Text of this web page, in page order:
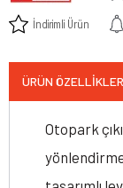
İndirimli Ürün
ÜRÜN
Otopark